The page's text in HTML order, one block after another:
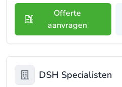
Offerte
aanvragen
DSH Specialisten